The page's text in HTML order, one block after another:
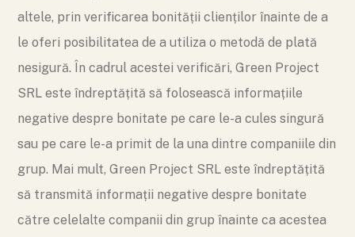
altele, prin verificarea bonității clienților înainte de a
le oferi posibilitatea de a utiliza o metodă de plată
nesigură. În cadrul acestei verificări, Green Project
SRL este îndreptățită să folosească informațiile
negative despre bonitate pe care le-a cules singură
sau pe care le-a primit de la una dintre companiile din
grup. Mai mult, Green Project SRL este îndreptățită
să transmită informații negative despre bonitate
către celelalte companii din grup înainte ca acestea